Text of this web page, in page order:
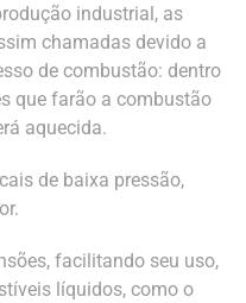
industrial, as
chamadas devido a
de combustão: dentro
que farão a combustão
aquecida.
de baixa pressão,
facilitando seu uso,
líquidos, como o